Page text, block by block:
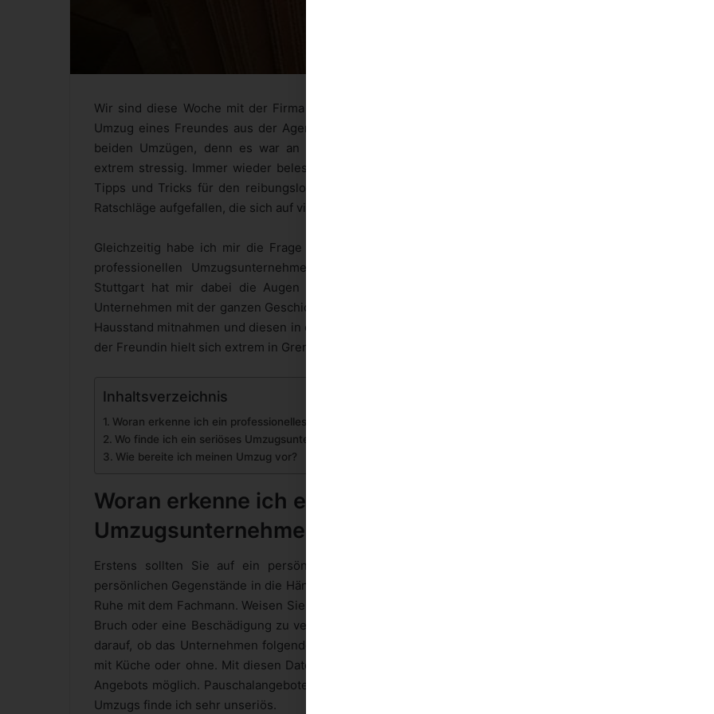
Wir sind diese Woche mit der Firma umgezogen und ich habe vor einigen Tagen bereits von dem
Umzug eines Freundes aus der Agentur berichtet. Es gibt eindeutige Gemeinsamkeiten bei diesen
beiden Umzügen, denn es war an beiden Tagen anstrengend, zeitraubend, nervenraubend und
extrem stressig. Immer wieder belese ich mich nach einem fürchterlichen Umzug im Internet über
Tipps und Tricks für den reibungslosen Ablauf bei einem Umzug. Bei der Suche sind mir diverse
Ratschläge aufgefallen, die sich auf vielen Seiten wiederholen.
Gleichzeitig habe ich mir die Frage gestellt, ob ich meinen anstehenden Umzug nicht von einem
professionellen Umzugsunternehmen realisieren sollte. Ein Gespräch mit einer Freundin aus
Stuttgart hat mir dabei die Augen geöffnet, denn bei ihrem
Unternehmen mit der ganzen Geschichte beauftragt. Dies führte dazu, dass die Profis den gesamten
Hausstand mitnahmen und diesen in der neuen Wohnung wieder aufbauten. Die eigene Anstrengung
der Freundin hielt sich extrem in Grenzen und das ganze Projekt war an einem Tag abgeschlossen.
Inhaltsverzeichnis
Woran erkenne ich ein professionelles Umzugsunternehmen?
Wo finde ich ein seriöses Umzugsunternehmen?
Wie bereite ich meinen Umzug vor?
Woran erkenne ich ein professionelles
Umzugsunternehmen?
Erstens sollten Sie auf ein persönliches Kennenlerngespräch bestehen, denn Sie geben Ihre
persönlichen Gegenstände in die Hände von fremden Menschen. Besprechen Sie den Umzug in aller
Ruhe mit dem Fachmann. Weisen Sie auf zerbrechliche und empfindliche Möbelstücke hin, um einen
Bruch oder eine Beschädigung zu verhindern. Hören Sie bei einem Telefonat genau hin und achten
darauf, ob das Unternehmen folgende Daten abfragt: Adresse, Zieladresse, Wohnfläche, Stockwerk,
mit Küche oder ohne. Mit diesen Daten ist die individuelle Erstellung eines auf Sie zugeschnittenen
Angebots möglich. Pauschalangebote und das Fehlen der Fragen nach der Art und dem Umfang des
Umzugs finde ich sehr unseriös.